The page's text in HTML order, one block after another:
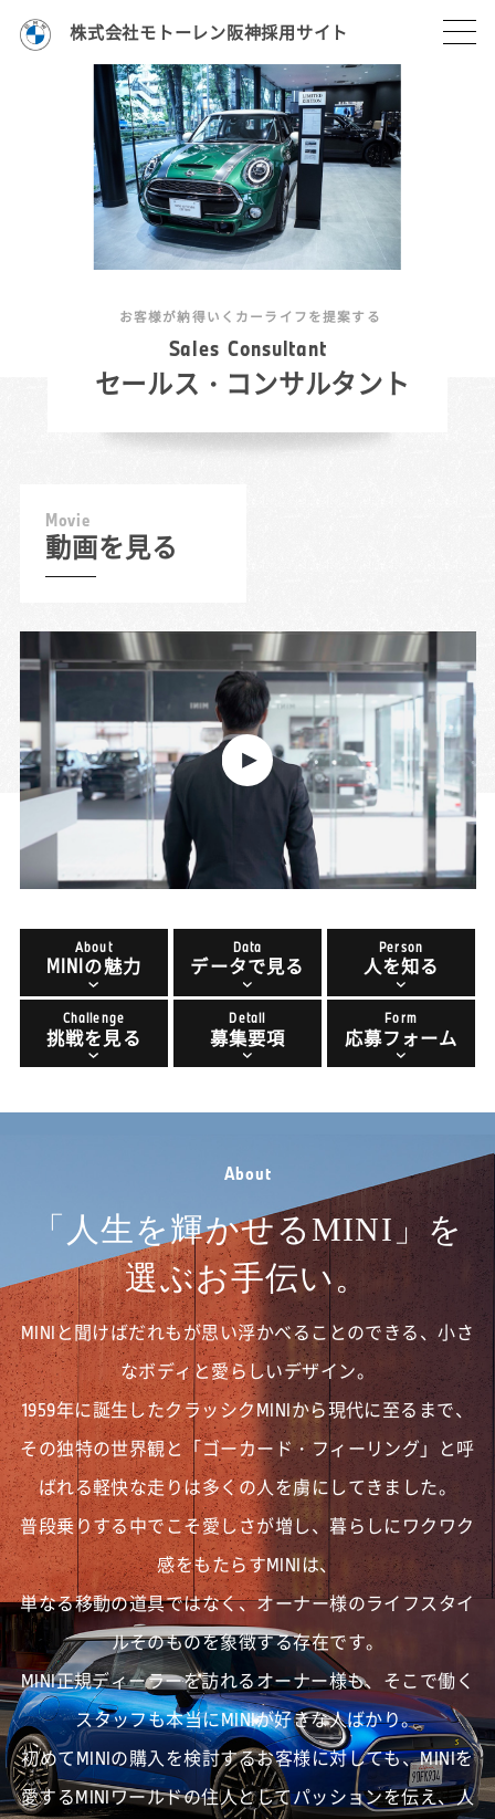
株式会社モトーレン阪神採用サイト
Sales Consultant
セールス・コンサルタント
お客様が納得いくカーライフを提案する
Movie
動画を見る
About
MINIの魅力
Data
データで見る
Person
人を知る
Challenge
挑戦を見る
Detail
募集要項
Form
応募フォーム
About
「人生を輝かせるMINI」を
選ぶお手伝い。
MINIと聞けばだれもが思い浮かべることのできる、小さ
なボディと愛らしいデザイン。
1959年に誕生したクラッシクMINIから現代に至るまで、
その独特の世界観と「ゴーカード・フィーリング」と呼
ばれる軽快な走りは多くの人を虜にしてきました。
普段乗りする中でこそ愛しさが増し、暮らしにワクワク
感をもたらすMINIは、
単なる移動の道具ではなく、オーナー様のライフスタイ
ルそのものを象徴する存在です。
MINI正規ディーラーを訪れるオーナー様も、そこで働く
スタッフも本当にMINIが好きな人ばかり。
初めてMINIの購入を検討するお客様に対しても、MINIを
愛するMINIワールドの住人としてパッションを伝え、人